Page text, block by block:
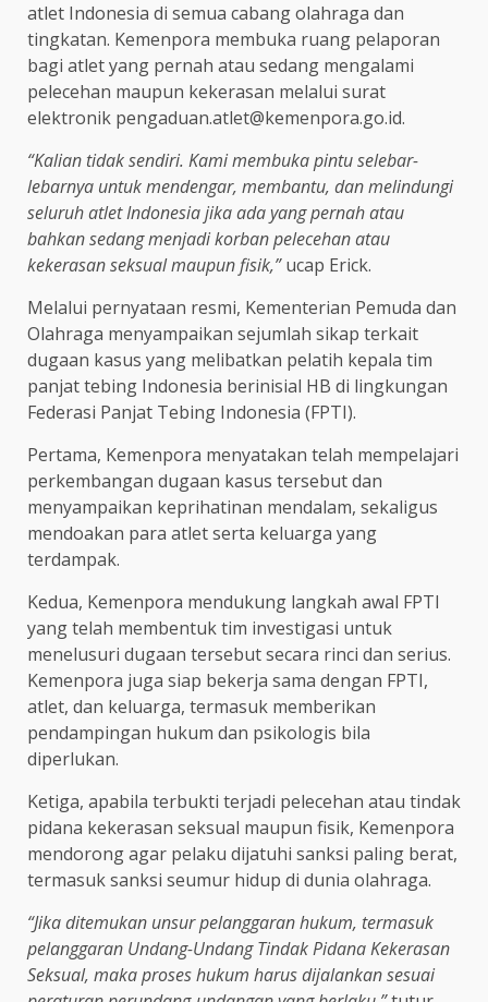
atlet Indonesia di semua cabang olahraga dan
tingkatan. Kemenpora membuka ruang pelaporan
bagi atlet yang pernah atau sedang mengalami
pelecehan maupun kekerasan melalui surat
elektronik pengaduan.atlet@kemenpora.go.id.
“Kalian tidak sendiri. Kami membuka pintu selebar-
lebarnya untuk mendengar, membantu, dan melindungi
seluruh atlet Indonesia jika ada yang pernah atau
bahkan sedang menjadi korban pelecehan atau
kekerasan seksual maupun fisik,”ucap Erick.
Melalui pernyataan resmi, Kementerian Pemuda dan
Olahraga menyampaikan sejumlah sikap terkait
dugaan kasus yang melibatkan pelatih kepala tim
panjat tebing Indonesia berinisial HB di lingkungan
Federasi Panjat Tebing Indonesia (FPTI).
Pertama, Kemenpora menyatakan telah mempelajari
perkembangan dugaan kasus tersebut dan
menyampaikan keprihatinan mendalam, sekaligus
mendoakan para atlet serta keluarga yang
terdampak.
Kedua, Kemenpora mendukung langkah awal FPTI
yang telah membentuk tim investigasi untuk
menelusuri dugaan tersebut secara rinci dan serius.
Kemenpora juga siap bekerja sama dengan FPTI,
atlet, dan keluarga, termasuk memberikan
pendampingan hukum dan psikologis bila
diperlukan.
Ketiga, apabila terbukti terjadi pelecehan atau tindak
pidana kekerasan seksual maupun fisik, Kemenpora
mendorong agar pelaku dijatuhi sanksi paling berat,
termasuk sanksi seumur hidup di dunia olahraga.
“Jika ditemukan unsur pelanggaran hukum, termasuk
pelanggaran Undang-Undang Tindak Pidana Kekerasan
Seksual, maka proses hukum harus dijalankan sesuai